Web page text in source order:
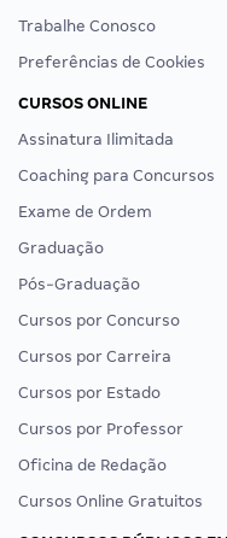
Trabalhe Conosco
Preferências de Cookies
CURSOS ONLINE
Assinatura Ilimitada
Coaching para Concursos
Exame de Ordem
Graduação
Pós-Graduação
Cursos por Concurso
Cursos por Carreira
Cursos por Estado
Cursos por Professor
Oficina de Redação
Cursos Online Gratuitos